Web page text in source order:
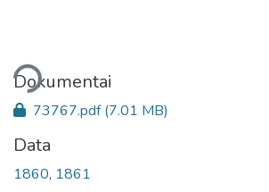
Dokumentai
73767.pdf(7.01 MB)
Data
1860, 1861